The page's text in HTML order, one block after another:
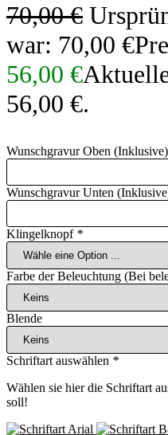
70,00€
war: 70,00 €
56,00 €
56,00 €.
Wunschgravur Oben (Inklusive)
Wunschgravur Unten
Klingelknopf *
Farbe der Beleuchtung (Bei
Blende
Schriftart auswählen *
Wählen sie hier die Schriftart
soll!